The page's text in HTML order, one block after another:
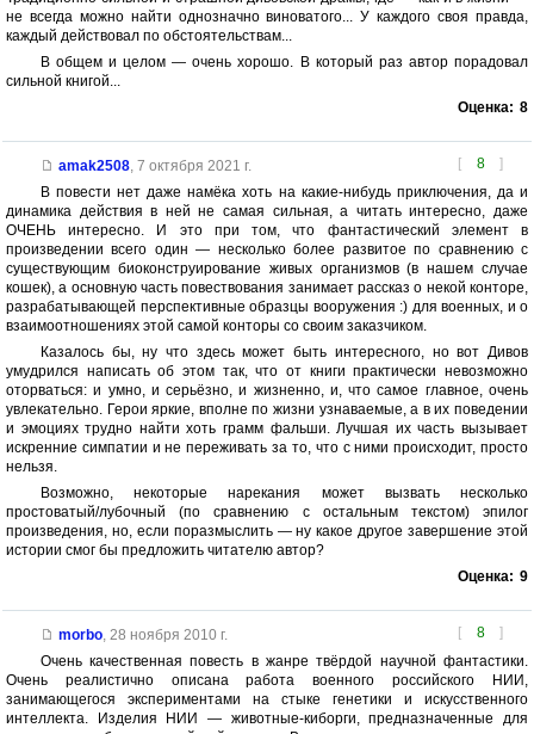
не всегда можно найти однозначно виноватого... У каждого своя правда,
каждый действовал по обстоятельствам...
В общем и целом — очень хорошо. В который раз автор порадовал
сильной книгой...
Оценка: 8
[ 8 ]
amak2508, 7 октября 2021 г.
В повести нет даже намёка хоть на какие-нибудь приключения, да и
динамика действия в ней не самая сильная, а читать интересно, даже
ОЧЕНЬ интересно. И это при том, что фантастический элемент в
произведении всего один — несколько более развитое по сравнению с
существующим биоконструирование живых организмов (в нашем случае
кошек), а основную часть повествования занимает рассказ о некой конторе,
разрабатывающей перспективные образцы вооружения :) для военных, и о
взаимоотношениях этой самой конторы со своим заказчиком.
Казалось бы, ну что здесь может быть интересного, но вот Дивов
умудрился написать об этом так, что от книги практически невозможно
оторваться: и умно, и серьёзно, и жизненно, и, что самое главное, очень
увлекательно. Герои яркие, вполне по жизни узнаваемые, а в их поведении
и эмоциях трудно найти хоть грамм фальши. Лучшая их часть вызывает
искренние симпатии и не переживать за то, что с ними происходит, просто
нельзя.
Возможно, некоторые нарекания может вызвать несколько
простоватый/лубочный (по сравнению с остальным текстом) эпилог
произведения, но, если поразмыслить — ну какое другое завершение этой
истории смог бы предложить читателю автор?
Оценка: 9
[ 8 ]
morbo, 28 ноября 2010 г.
Очень качественная повесть в жанре твёрдой научной фантастики.
Очень реалистично описана работа военного российского НИИ,
занимающегося экспериментами на стыке генетики и искусственного
интеллекта. Изделия НИИ — животные-киборги, предназначенные для